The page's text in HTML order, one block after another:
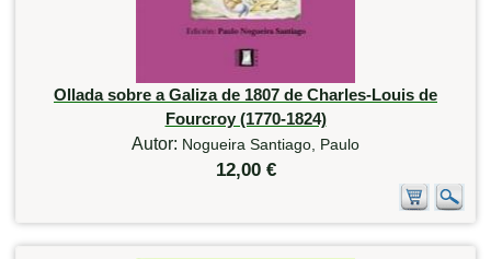
Ollada sobre a Galiza de 1807 de Charles-Louis de
Fourcroy (1770-1824)
Autor: Nogueira Santiago, Paulo
12,00 €